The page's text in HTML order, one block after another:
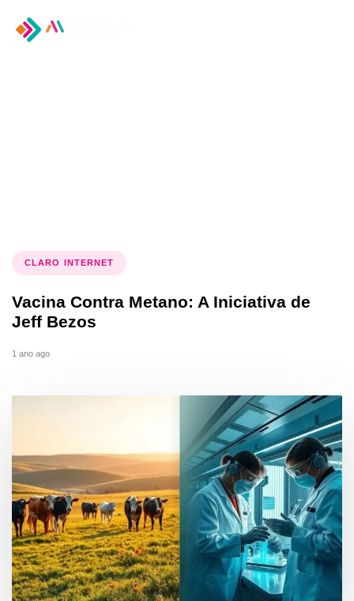
CLARO INTERNET
Vacina Contra Metano: A Iniciativa de
Jeff Bezos
1 ano ago